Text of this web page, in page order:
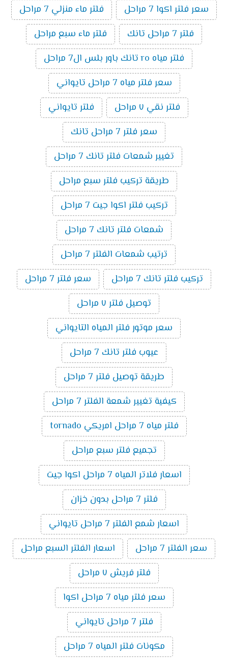
سعر فلتر اكوا 7 مراحل
فلتر ماء منزلي 7 مراحل
فلتر 7 مراحل تانك
فلتر ماء سبع مراحل
فلتر مياه ro تانك باور بلس ال7 مراحل
سعر فلتر مياه 7 مراحل تايواني
فلتر نقي ٧ مراحل
فلتر تايواني
سعر فلتر 7 مراحل تانك
تغيير شمعات فلتر تانك 7 مراحل
طريقة تركيب فلتر سبع مراحل
تركيب فلتر اكوا جيت 7 مراحل
شمعات فلتر تانك 7 مراحل
ترتيب شمعات الفلتر 7 مراحل
تركيب فلتر تانك 7 مراحل
سعر فلتر 7 مراحل
توصيل فلتر ٧ مراحل
سعر موتور فلتر المياه التايواني
عيوب فلتر تانك 7 مراحل
طريقة توصيل فلتر 7 مراحل
كيفية تغيير شمعة الفلتر 7 مراحل
فلتر مياه 7 مراحل امريكي tornado
تجميع فلتر سبع مراحل
اسعار فلاتر المياه 7 مراحل اكوا جيت
فلتر 7 مراحل بدون خزان
اسعار شمع الفلتر 7 مراحل تايواني
سعر الفلتر 7 مراحل
اسعار الفلتر السبع مراحل
فلتر فريش ٧ مراحل
سعر فلتر مياه 7 مراحل اكوا
فلتر 7 مراحل تايواني
مكونات فلتر المياه 7 مراحل